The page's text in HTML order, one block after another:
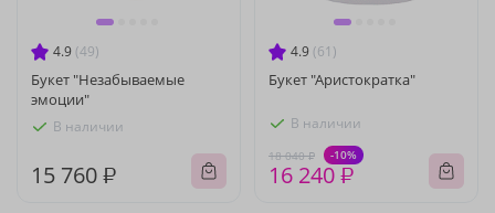
4.9 (49)
Букет "Незабываемые
эмоции"
В наличии
15 760 ₽
4.9 (61)
Букет "Аристократка"
В наличии
18 040 ₽ -10%
16 240 ₽